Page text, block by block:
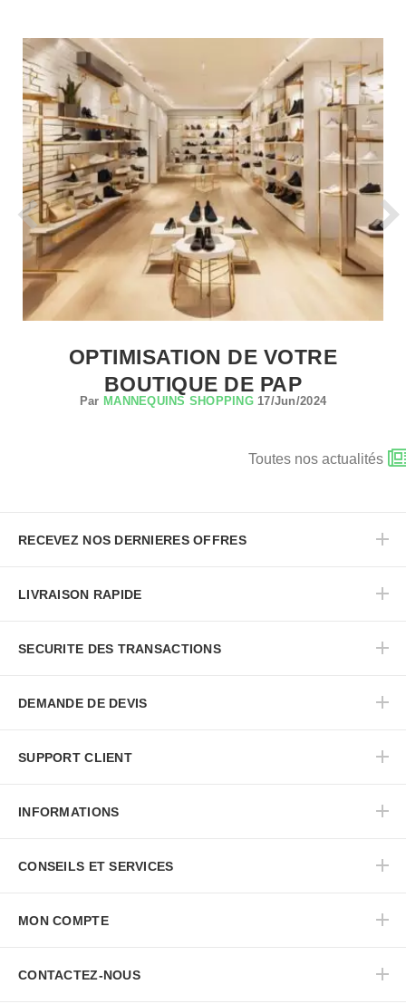
OPTIMISATION DE VOTRE
BOUTIQUE DE PAP
Par MANNEQUINS SHOPPING17/Jun/2024
Toutes nos actualités
RECEVEZ NOS DERNIERES OFFRES
LIVRAISON RAPIDE
SECURITE DES TRANSACTIONS
DEMANDE DE DEVIS
SUPPORT CLIENT
INFORMATIONS
CONSEILS ET SERVICES
MON COMPTE
CONTACTEZ-NOUS